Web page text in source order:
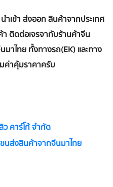
นำเข้า ส่งออก สินค้าจากประเทศ
ติดต่อเจรจากับร้านค้าจีน
าไทย ทั้งทางรถ(EK) และทาง
ค่าคุ้มราคาครับ
คาร์โก้ จำกัด
ขนส่งสินค้าจากจีนมาไทย